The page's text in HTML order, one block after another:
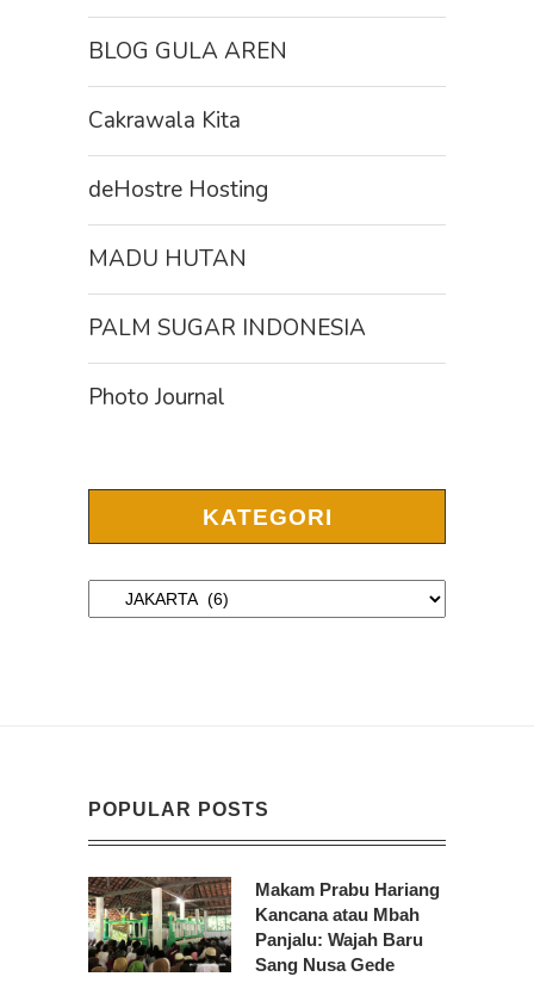
BLOG GULA AREN
Cakrawala Kita
deHostre Hosting
MADU HUTAN
PALM SUGAR INDONESIA
Photo Journal
KATEGORI
POPULAR POSTS
Makam Prabu Hariang
Kancana atau Mbah
Panjalu: Wajah Baru
Sang Nusa Gede